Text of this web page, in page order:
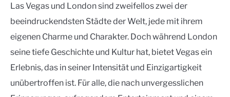
Las Vegas und London sind zweifellos zwei der
beeindruckendsten Städte der Welt, jede mit ihrem
eigenen Charme und Charakter. Doch während London
seine tiefe Geschichte und Kultur hat, bietet Vegas ein
Erlebnis, das in seiner Intensität und Einzigartigkeit
unübertroffen ist. Für alle, die nach unvergesslichen